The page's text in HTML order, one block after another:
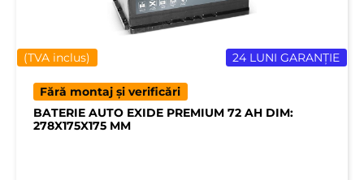
24 LUNI GARANȚIE
(TVA inclus)
Fără montaj și verificări
BATERIE AUTO EXIDE PREMIUM 72 AH DIM:
278X175X175 MM